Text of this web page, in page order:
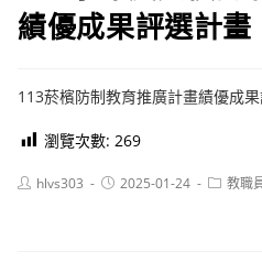
績優成果評選計畫
113菸檳防制教育推廣計畫績優成
瀏覽次數: 269
Posthlvs303
Post2025-01-24
Post教職